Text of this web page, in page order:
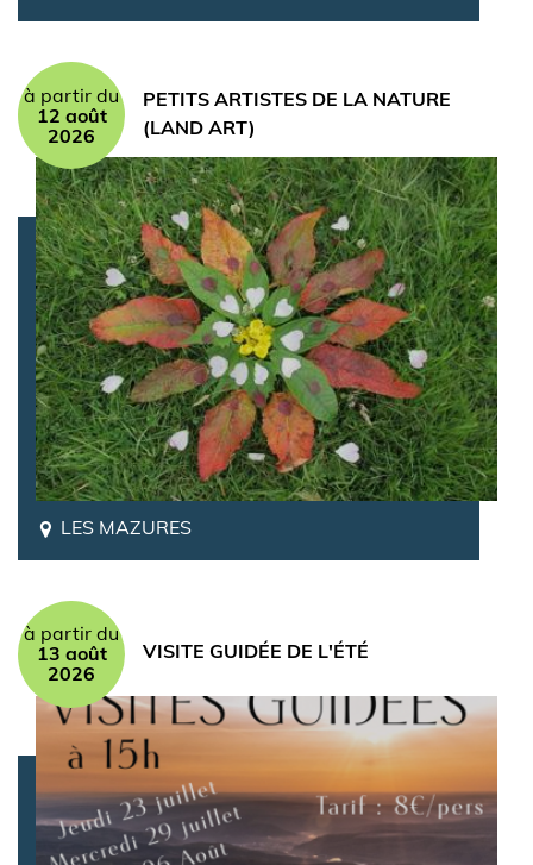
à partir du
12 août
2026
PETITS ARTISTES DE LA NATURE
(LAND ART)
LES MAZURES
à partir du
13 août
2026
VISITE GUIDÉE DE L'ÉTÉ